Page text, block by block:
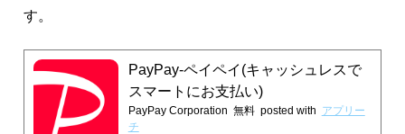
す。
PayPay-ペイペイ(キャッシュレスで
スマートにお支払い)
PayPay Corporation 無料 posted with アプリー
チ